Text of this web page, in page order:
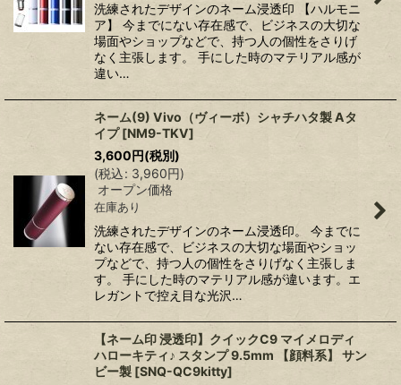
洗練されたデザインのネーム浸透印 【ハルモニ
ア】 今までにない存在感で、ビジネスの大切な
場面やショップなどで、持つ人の個性をさりげ
なく主張します。 手にした時のマテリアル感が
違い…
ネーム(9) Vivo（ヴィーボ）シャチハタ製 Aタ
イプ [NM9-TKV]
3,600円(税別)
(税込: 3,960円)
オープン価格
在庫あり
洗練されたデザインのネーム浸透印。 今までに
ない存在感で、ビジネスの大切な場面やショッ
プなどで、持つ人の個性をさりげなく主張しま
す。 手にした時のマテリアル感が違います。エ
レガントで控え目な光沢…
【ネーム印 浸透印】クイックC9 マイメロディ
ハローキティ♪ スタンプ 9.5mm 【顔料系】 サン
ビー製 [SNQ-QC9kitty]